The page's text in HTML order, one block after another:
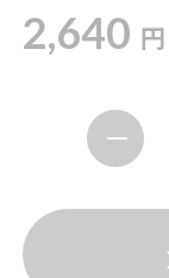
2,640 円